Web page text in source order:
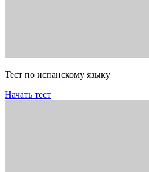
Тест по испанскому языку
Начать тест